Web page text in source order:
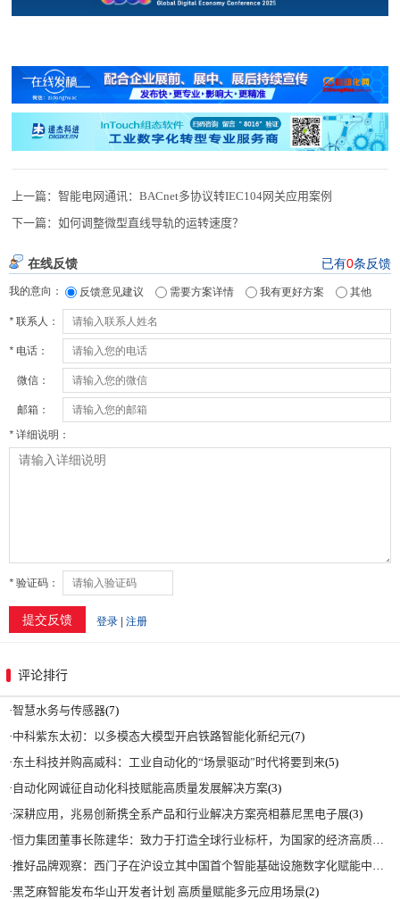
上一篇：智能电网通讯：BACnet多协议转IEC104网关应用案例
下一篇：如何调整微型直线导轨的运转速度？
评论排行
·智慧水务与传感器(7)
·中科紫东太初：以多模态大模型开启铁路智能化新纪元(7)
·东土科技并购高威科：工业自动化的“场景驱动”时代将要到来(5)
· 自动化网诚征自动化科技赋能高质量发展解决方案(3)
·深耕应用，兆易创新携全系产品和行业解决方案亮相慕尼黑电子展(3)
·恒力集团董事长陈建华：致力于打造全球行业标杆，为国家的经济高质量发展贡献更大力量|上海电气集团党委书记、董事长吴磊来访
·推好品牌观察：西门子在沪设立其中国首个智能基础设施数字化赋能中心
·黑芝麻智能发布华山开发者计划 高质量赋能多元应用场景(2)